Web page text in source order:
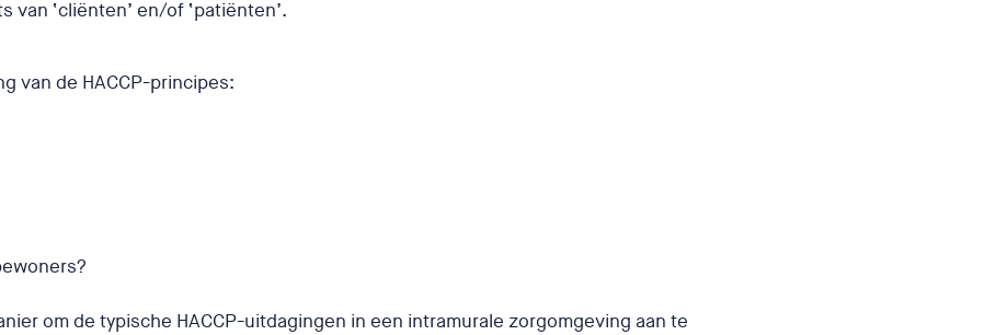
van ‘cliënten’ en/of ‘patiënten’.
van de HACCP-principes:
om de typische HACCP-uitdagingen in een intramurale zorgomgeving aan te